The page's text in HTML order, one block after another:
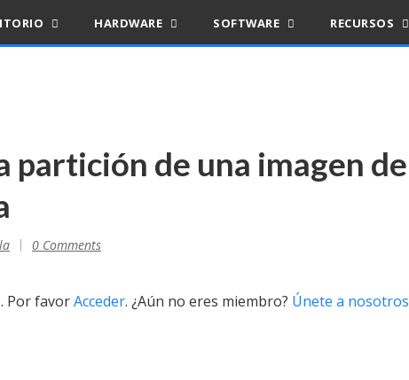
HARDWARE SOFTWARE RECURSOS
partición de una imagen de
0 Comments
Por favorAcceder. ¿Aún no eres miembro? Únete a nosotros